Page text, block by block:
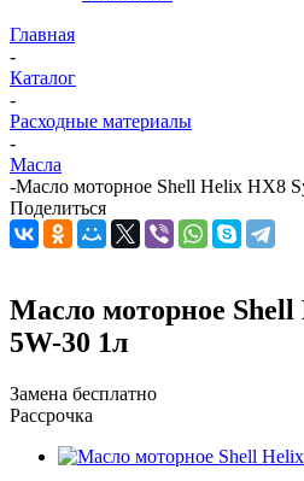
Главная
-
Каталог
-
Расходные материалы
-
Масла
-Масло мотоpное Shell Helix HX8
Поделиться
Масло мотоpное
5W-30 1л
Замена бесплатно
Рассрочка